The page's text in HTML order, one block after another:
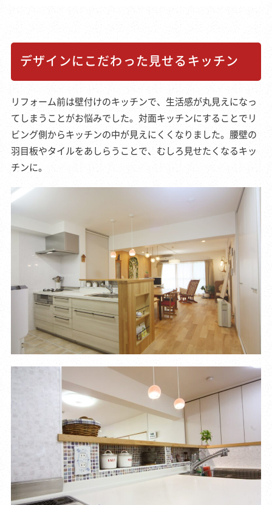
デザインにこだわった見せるキッチン
リフォーム前は壁付けのキッチンで、生活感が丸見えになっ
てしまうことがお悩みでした。対面キッチンにすることでリ
ビング側からキッチンの中が見えにくくなりました。腰壁の
羽目板やタイルをあしらうことで、むしろ見せたくなるキッ
チンに。